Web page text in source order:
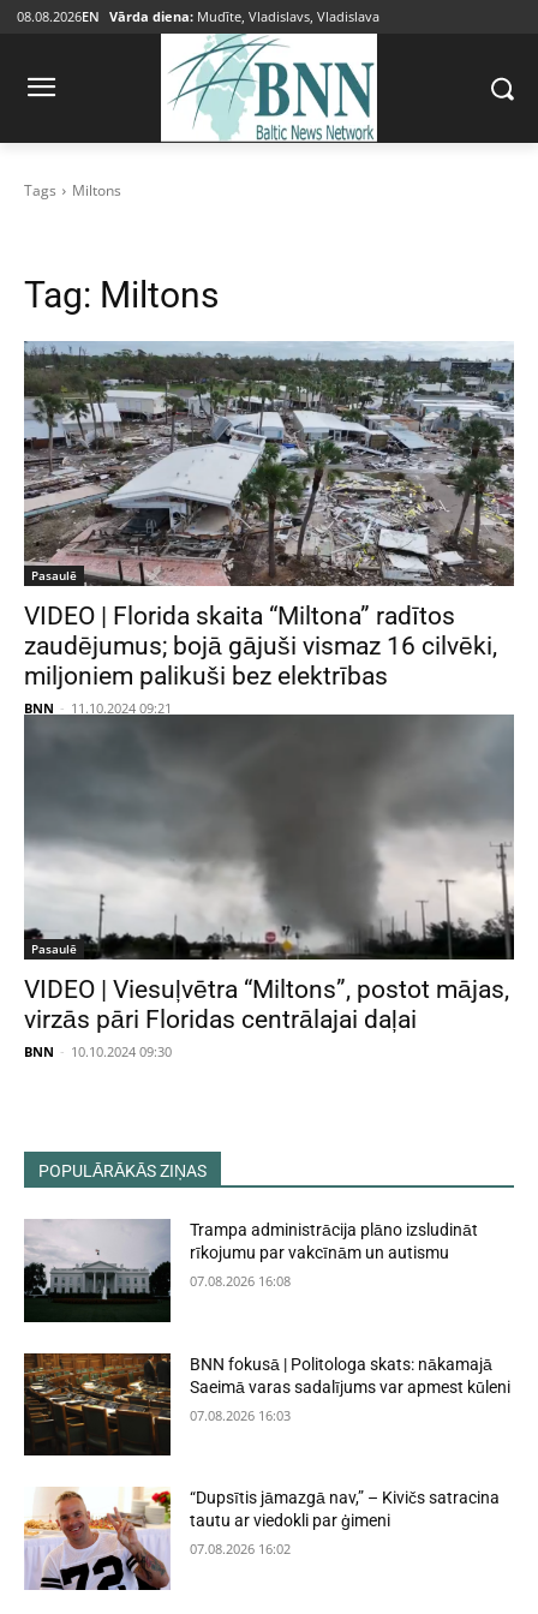
08.08.2026EN Vārda diena: Mudīte, Vladislavs, Vladislava
Tags Miltons
Tag: Miltons
Pasaulē
VIDEO | Florida skaita “Miltona” radītos
zaudējumus; bojā gājuši vismaz 16 cilvēki,
miljoniem palikuši bez elektrības
BNN - 11.10.2024 09:21
Pasaulē
VIDEO | Viesuļvētra “Miltons”, postot mājas,
virzās pāri Floridas centrālajai daļai
BNN - 10.10.2024 09:30
POPULĀRĀKĀS ZIŅAS
Trampa administrācija plāno izsludināt
rīkojumu par vakcīnām un autismu
07.08.2026 16:08
BNN fokusā | Politologa skats: nākamajā
Saeimā varas sadalījums var apmest kūleni
07.08.2026 16:03
“Dupsītis jāmazgā nav,” – Kivičs satracina
tautu ar viedokli par ģimeni
07.08.2026 16:02